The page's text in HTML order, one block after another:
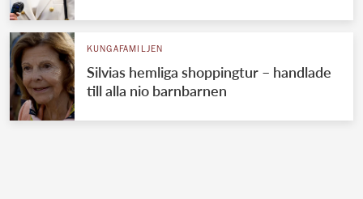
KUNGAFAMILJEN
Silvias hemliga shoppingtur – handlade
till alla nio barnbarnen